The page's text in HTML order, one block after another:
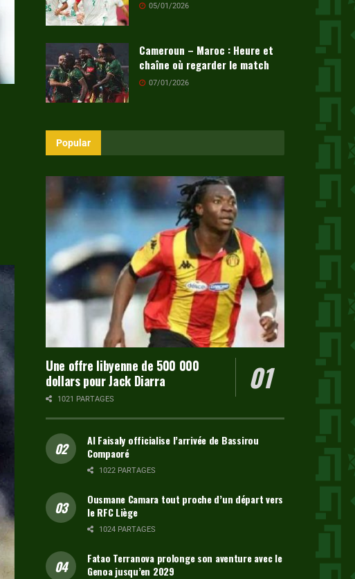
05/01/2026
Cameroun – Maroc : Heure et
chaîne où regarder le match
07/01/2026
Popular
Une offre libyenne de 500 000
dollars pour Jack Diarra
1021 PARTAGES
Al Faisaly officialise l’arrivée de Bassirou
Compaoré
1022 PARTAGES
Ousmane Camara tout proche d’un départ vers
le RFC Liège
1024 PARTAGES
Fatao Terranova prolonge son aventure avec le
Genoa jusqu’en 2029